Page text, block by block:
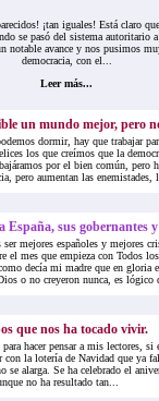
¡tan iguales! Está claro
se pasó del sistema autoritario
notable avance y nos pusimos
democracia, con el...
Leer más...
un mundo mejor, pero
dormir, hay que trabajar
los que creímos que la
por el bien común, pero
pero aumentan las
España, sus gobernantes
ser mejores españoles y mejores
el mes que empieza con Todos
decía mi madre que en gloria
o no creyeron nunca, es lógico
que nos ha tocado vivir.
hacer pensar a mis lectores, si
con la lotería de Navidad que ya
se alarga. Se ha celebrado el
no ha resultado tan...